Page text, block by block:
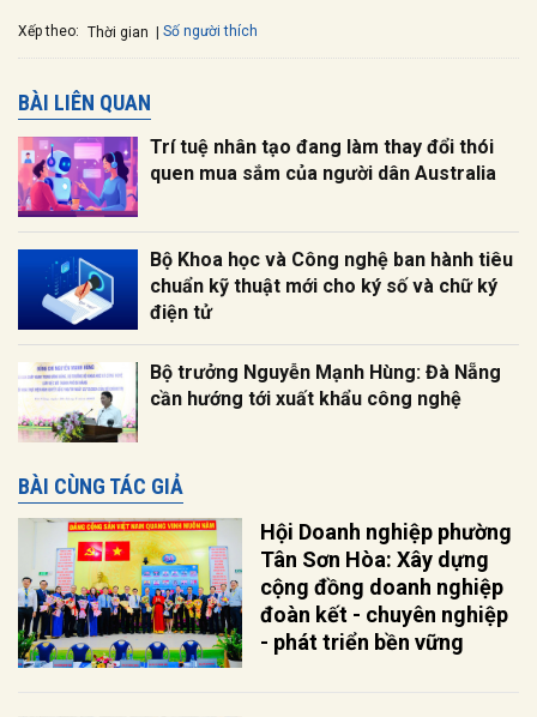
Xếp theo: Thời gian Số người thích
BÀI LIÊN QUAN
Trí tuệ nhân tạo đang làm thay đổi thói
quen mua sắm của người dân Australia
Bộ Khoa học và Công nghệ ban hành tiêu
chuẩn kỹ thuật mới cho ký số và chữ ký
điện tử
Bộ trưởng Nguyễn Mạnh Hùng: Đà Nẵng
cần hướng tới xuất khẩu công nghệ
BÀI CÙNG TÁC GIẢ
Hội Doanh nghiệp phường
Tân Sơn Hòa: Xây dựng
cộng đồng doanh nghiệp
đoàn kết - chuyên nghiệp
- phát triển bền vững